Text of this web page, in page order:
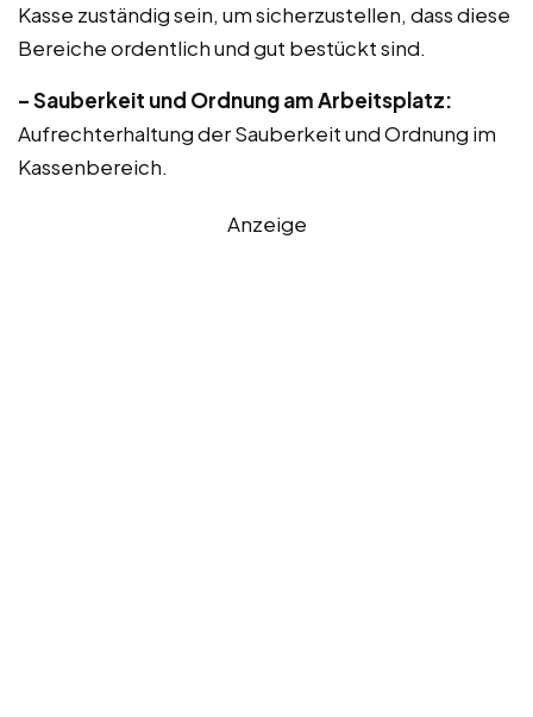
Kasse zuständig sein, um sicherzustellen, dass diese
Bereiche ordentlich und gut bestückt sind.
– Sauberkeit und Ordnung am Arbeitsplatz:
Aufrechterhaltung der Sauberkeit und Ordnung im
Kassenbereich.
Anzeige